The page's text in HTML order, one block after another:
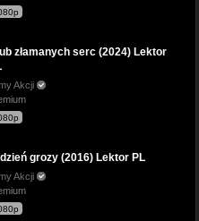
złamanych serc (2024) Lektor
Akcji
grozy (2016) Lektor PL
Akcji